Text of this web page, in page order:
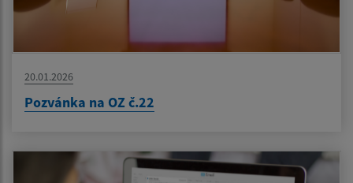
20.01.2026
Pozvánka na OZ č.22